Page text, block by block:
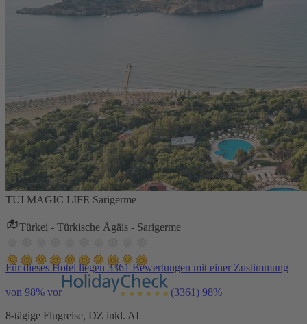
TUI MAGIC LIFE Sarigerme
Türkei - Türkische Ägäis - Sarigerme
Für dieses Hotel liegen 3361 Bewertungen mit einer Zustimmung
von 98% vor (3361) 98%
8-tägige Flugreise, DZ inkl. AI